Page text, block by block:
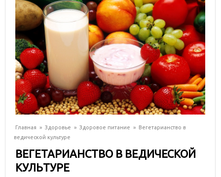
Главная » Здоровье » Здоровое питание » Вегетарианство в
ведической культуре
ВЕГЕТАРИАНСТВО В ВЕДИЧЕСКОЙ
КУЛЬТУРЕ